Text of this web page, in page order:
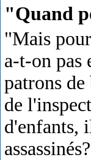
"Quand
"Mais
a-t-on pas
patrons
de
d'enfants,
assassinés?